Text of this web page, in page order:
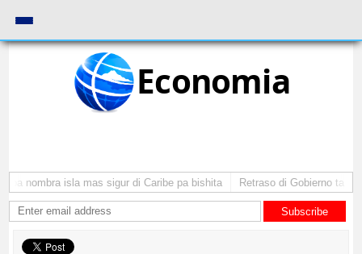
Economia
nombra isla mas sigur di Caribe pa bishita Retraso di Gobierno ta
Subscribe